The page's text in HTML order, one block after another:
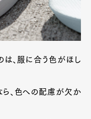
、服に合う色がほし
、色への配慮が欠か